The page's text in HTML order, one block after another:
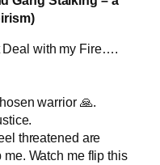
with my Fire….
warrior 🙏.
threatened are
me. Watch me flip this